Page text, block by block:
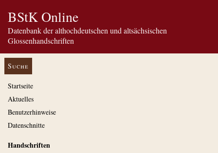
BStK Online
Datenbank der althochdeutschen und altsächsischen
Glossenhandschriften
Suche
Startseite
Aktuelles
Benutzerhinweise
Datenschnitte
Handschriften